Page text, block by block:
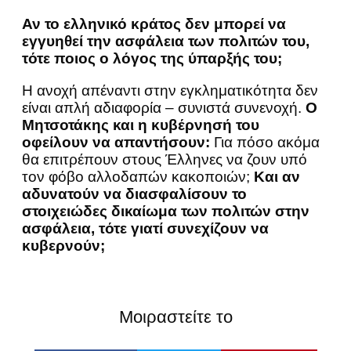
Αν το ελληνικό κράτος δεν μπορεί να
εγγυηθεί την ασφάλεια των πολιτών του,
τότε ποιος ο λόγος της ύπαρξής του;
Η ανοχή απέναντι στην εγκληματικότητα δεν
είναι απλή αδιαφορία – συνιστά συνενοχή. Ο
Μητσοτάκης και η κυβέρνησή του
οφείλουν να απαντήσουν: Για πόσο ακόμα
θα επιτρέπουν στους Έλληνες να ζουν υπό
τον φόβο αλλοδαπών κακοποιών; Και αν
αδυνατούν να διασφαλίσουν το
στοιχειώδες δικαίωμα των πολιτών στην
ασφάλεια, τότε γιατί συνεχίζουν να
κυβερνούν;
Μοιραστείτε το